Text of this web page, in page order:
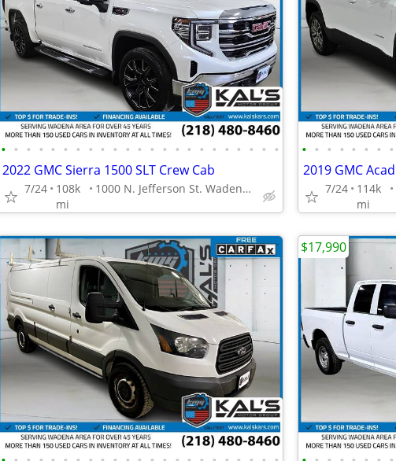
• • • • • • • • • • • • • • • • • • • • • • •
2022 GMC Sierra 1500 SLT Crew Cab
7/24
108k
mi
1000 N. Jefferson St. Wadena, MN 56482
• • • • • • • •
2019 GMC
7/24
114k
mi
$17,990